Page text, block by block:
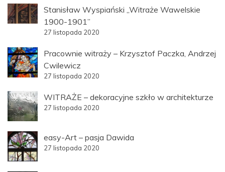
Stanisław Wyspiański „Witraże Wawelskie
1900-1901”
27 listopada 2020
Pracownie witraży – Krzysztof Paczka, Andrzej
Cwilewicz
27 listopada 2020
WITRAŻE – dekoracyjne szkło w architekturze
27 listopada 2020
easy-Art – pasja Dawida
27 listopada 2020